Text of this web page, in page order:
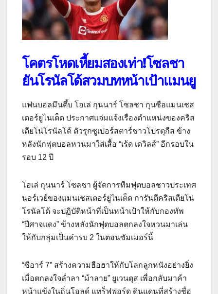
โคตรโหดเหี้ยมสองเท่า!โซลชา
ยันโรนัลโด้สวมบทหน้าเป้าแมนยู
แฟนบอลมึนตึ้บ โอเล่ กุนนาร์ โซลชา กุนซือแมนเชส
เตอร์ยูไนเต็ด ประกาศแจ่มแจ้งเรื่องตำแหน่งของคริส
เตียโน่โรนัลโด้ ตัวรุกซูเปอร์สตาร์ชาวโปรตุกีส ข้าง
หลังนักฟุตบอลหวนมาใส่เสื้อ “เร้ด เดวิลส์” อีกรอบใน
รอบ 12 ปี
โอเล่ กุนนาร์ โซลชา ผู้จัดการทีมฟุตบอลชาวประเทศ
นอร์เวย์ของแมนเชสเตอร์ยูไนเต็ด การันตีคริสเตียโน่
โรนัลโด้ จะปฏิบัติหน้าที่เป็นหน้าเป้าให้กับกองทัพ
“ปีศาจแดง” ข้างหลังนักฟุตบอลตกลงใจหวนมาเล่น
ให้กับกลุ่มเป็นคำรบ 2 ในตอนซัมเมอร์นี้
“ซีอาร์ 7” สร้างความฮือฮาให้กับโลกลูกหนังอย่างยิ่ง
เมื่อตกลงใจล่ำลา “ม้าลาย” ยูเวนตุส เพื่อกลับมาค้า
หน้าแข้งในถิ่นโอลด์ แทร็ฟฟอร์ด ดินแดนที่สร้างชื่อ